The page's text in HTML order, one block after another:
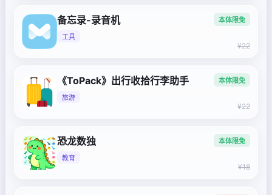
备忘录-录音机
工具
本体限免
¥22
《ToPack》出行收拾行李助手
旅游
本体限免
¥22
恐龙数独
教育
本体限免
¥18